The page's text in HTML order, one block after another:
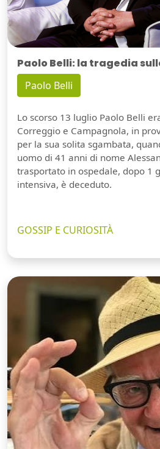
Paolo Belli: la tragedia
Paolo Belli
Lo scorso 13 luglio Paolo Belli
Correggio e Campagnola, in
per la sua solita sgambata,
uomo di 41 anni di nome
trasportato in ospedale, dopo 1
intensiva, è deceduto.
GOSSIP E CURIOSITÀ